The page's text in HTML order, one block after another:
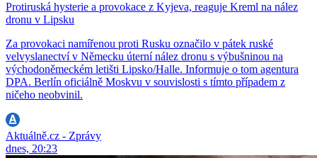
Protiruská hysterie a provokace z Kyjeva, reaguje Kreml na nález
dronu v Lipsku
Za provokaci namířenou proti Rusku označilo v pátek ruské
velvyslanectví v Německu úterní nález dronu s výbušninou na
východoněmeckém letišti Lipsko/Halle. Informuje o tom agentura
DPA. Berlín oficiálně Moskvu v souvislosti s tímto případem z
ničeho neobvinil.
Aktuálně.cz - Zprávy
dnes, 20:23